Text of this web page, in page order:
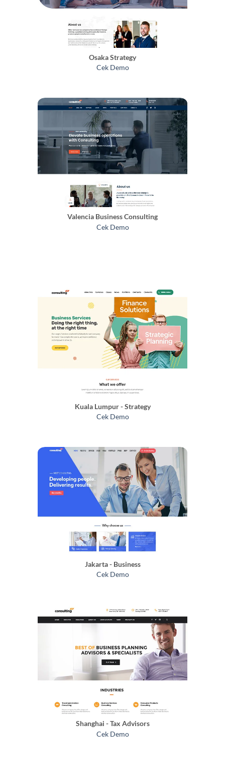
Osaka Strategy
Cek Demo
Valencia Business Consulting
Cek Demo
Kuala Lumpur - Strategy
Cek Demo
Jakarta - Business
Cek Demo
Shanghai - Tax Advisors
Cek Demo